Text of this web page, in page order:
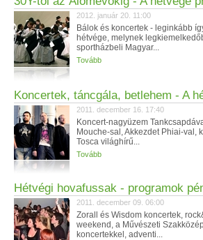
2012. január 20. 11:00
Bálok és koncertek - leginkább
hétvége, melynek
sportházbeli Magyar...
Tovább
Koncertek, táncgála, betlehem - A
2011. december 16. 17:40
Koncert-nagyüzem
Mouche-sal, Akkezdet Phiai-val,
Tosca világhírű...
Tovább
Hétvégi hovafussak - programok
2011. december 09. 06:00
Zorall és Wisdom koncertek,
weekend, a Művészeti
koncertekkel, adventi...